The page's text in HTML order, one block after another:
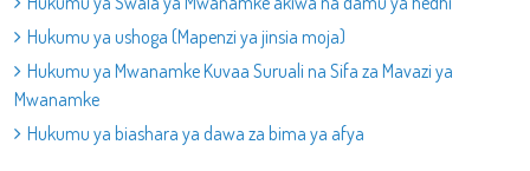
Hukumu ya ushoga (Mapenzi ya jinsia moja)
Hukumu ya Mwanamke Kuvaa Suruali na Sifa za Mavazi ya
Mwanamke
Hukumu ya biashara ya dawa za bima ya afya